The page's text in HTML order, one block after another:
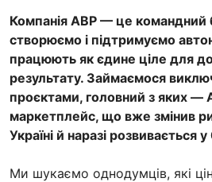
Компанія ABP — це командний
створюємо і підтримуємо
працюють як єдине ціле для
результату. Займаємося
проєктами, головний з яких —
маркетплейс, що вже змінив
Україні й наразі розвивається
Ми шукаємо однодумців, які